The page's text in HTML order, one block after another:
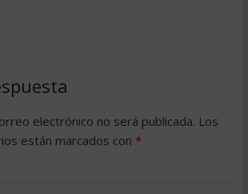
electrónico no será publicada. Los
están marcados con *